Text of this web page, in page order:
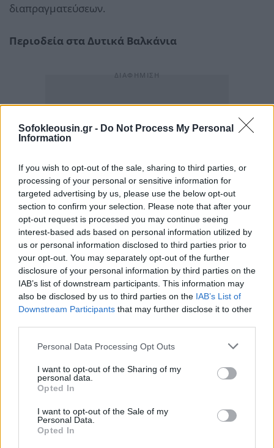
Sofokleousin.gr - Do Not Process My Personal
Information
If you wish to opt-out of the sale, sharing to third parties, or
processing of your personal or sensitive information for
targeted advertising by us, please use the below opt-out
section to confirm your selection. Please note that after your
opt-out request is processed you may continue seeing
interest-based ads based on personal information utilized by
us or personal information disclosed to third parties prior to
your opt-out. You may separately opt-out of the further
disclosure of your personal information by third parties on the
IAB’s list of downstream participants. This information may
also be disclosed by us to third parties on the IAB’s List of
Downstream Participants that may further disclose it to other
Personal Data Processing Opt Outs
I want to opt-out of the Sharing of my
personal data.
Opted In
I want to opt-out of the Sale of my
Personal Data.
Opted In
διαπραγματεύσεων.
Περιοδεία στα Δυτικά Βαλκάνια